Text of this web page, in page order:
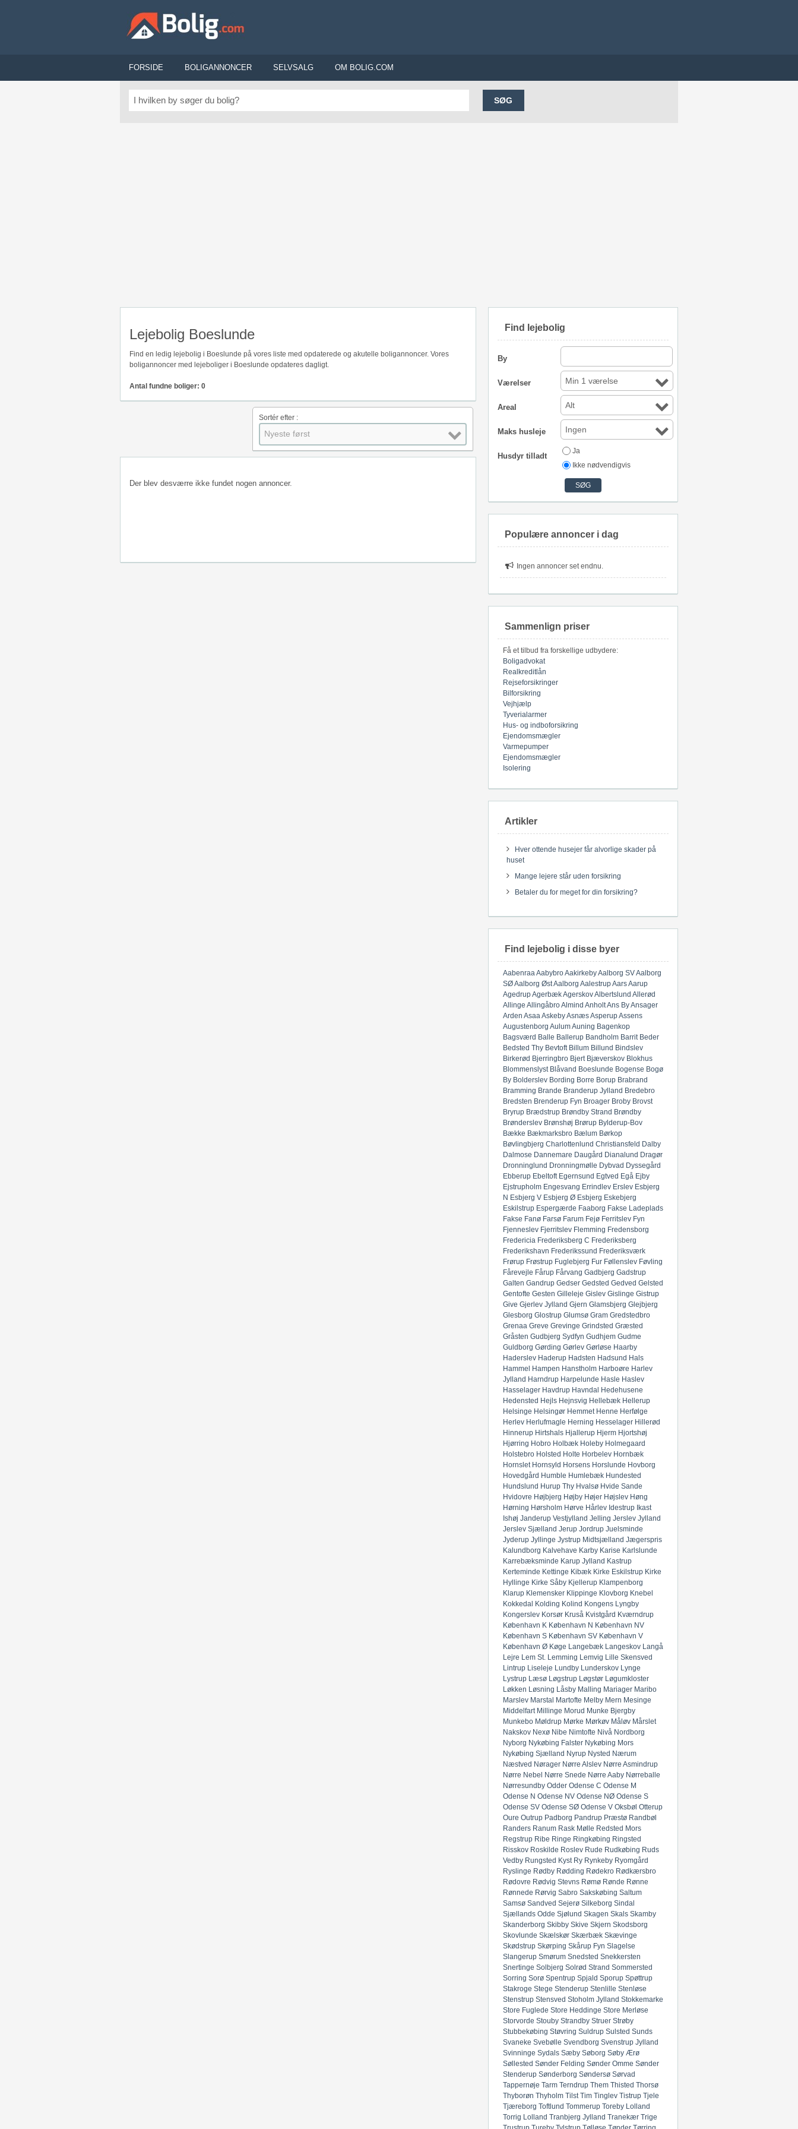
FORSIDE BOLIGANNONCER SELVSALG OM BOLIG.COM
SØG
Lejebolig Boeslunde
Find en ledig lejebolig i Boeslunde på vores liste med opdaterede og akutelle boligannoncer. Vores
boligannoncer med lejeboliger i Boeslunde opdateres dagligt.
Antal fundne boliger: 0
Sortér efter :
Nyeste først
Der blev desværre ikke fundet nogen annoncer.
Find lejebolig
By
Værelser Min 1 værelse
Areal Alt
Maks husleje Ingen
Husdyr tilladt
Ja
Ikke nødvendigvis
Populære annoncer i dag
Ingen annoncer set endnu.
Sammenlign priser
Få et tilbud fra forskellige udbydere:
Boligadvokat
Realkreditlån
Rejseforsikringer
Bilforsikring
Vejhjælp
Tyverialarmer
Hus- og indboforsikring
Ejendomsmægler
Varmepumper
Ejendomsmægler
Isolering
Artikler
Hver ottende husejer får alvorlige skader på
huset
Mange lejere står uden forsikring
Betaler du for meget for din forsikring?
Find lejebolig i disse byer
AabenraaAabybroAakirkebyAalborg SVAalborg
SØAalborg ØstAalborg AalestrupAarsAarup
AgedrupAgerbækAgerskovAlbertslund Allerød
Allinge AllingåbroAlmind AnholtAns ByAnsager
Arden AsaaAskebyAsnæsAsperupAssens
Augustenborg AulumAuning Bagenkop
Bagsværd Balle Ballerup Bandholm Barrit Beder
Bedsted Thy Bevtoft Billum Billund Bindslev
Birkerød Bjerringbro Bjert Bjæverskov Blokhus
Blommenslyst Blåvand Boeslunde Bogense Bogø
By Bolderslev Bording Borre Borup Brabrand
Bramming Brande Branderup Jylland Bredebro
Bredsten Brenderup Fyn Broager Broby Brovst
Bryrup Brædstrup Brøndby Strand Brøndby
Brønderslev Brønshøj Brørup Bylderup-Bov
Bække Bækmarksbro Bælum Børkop
Bøvlingbjerg Charlottenlund Christiansfeld Dalby
Dalmose Dannemare Daugård Dianalund Dragør
Dronninglund Dronningmølle Dybvad Dyssegård
Ebberup Ebeltoft Egernsund Egtved Egå Ejby
Ejstrupholm Engesvang Errindlev Erslev Esbjerg
N Esbjerg V Esbjerg Ø Esbjerg Eskebjerg
Eskilstrup Espergærde Faaborg Fakse Ladeplads
Fakse Fanø Farsø Farum Fejø Ferritslev Fyn
Fjenneslev Fjerritslev Flemming Fredensborg
Fredericia Frederiksberg C Frederiksberg
Frederikshavn Frederikssund Frederiksværk
Frørup Frøstrup Fuglebjerg Fur Føllenslev Føvling
Fårevejle Fårup Fårvang Gadbjerg Gadstrup
Galten Gandrup Gedser Gedsted Gedved Gelsted
Gentofte Gesten Gilleleje Gislev Gislinge Gistrup
Give Gjerlev Jylland Gjern Glamsbjerg Glejbjerg
Glesborg Glostrup Glumsø Gram Gredstedbro
Grenaa Greve Grevinge Grindsted Græsted
Gråsten Gudbjerg Sydfyn Gudhjem Gudme
Guldborg Gørding Gørlev Gørløse Haarby
Haderslev Haderup Hadsten Hadsund Hals
Hammel
Hampen Hanstholm Harboøre Harlev
Jylland Harndrup Harpelunde Hasle Haslev
Hasselager Havdrup Havndal Hedehusene
Hedensted Hejls Hejnsvig Hellebæk Hellerup
Helsinge Helsingør Hemmet Henne Herfølge
Herlev Herlufmagle Herning Hesselager Hillerød
Hinnerup Hirtshals Hjallerup Hjerm Hjortshøj
Hjørring Hobro Holbæk Holeby Holmegaard
Holstebro Holsted Holte Horbelev Hornbæk
Hornslet Hornsyld Horsens Horslunde Hovborg
Hovedgård Humble Humlebæk Hundested
Hundslund Hurup Thy Hvalsø Hvide Sande
Hvidovre Højbjerg Højby Højer Højslev Høng
Hørning Hørsholm Hørve Hårlev Idestrup Ikast
Ishøj Janderup Vestjylland Jelling Jerslev Jylland
Jerslev Sjælland Jerup Jordrup Juelsminde
Jyderup Jyllinge Jystrup Midtsjælland Jægerspris
Kalundborg Kalvehave Karby Karise Karlslunde
Karrebæksminde Karup Jylland Kastrup
Kerteminde Kettinge Kibæk Kirke Eskilstrup Kirke
Hyllinge Kirke Såby Kjellerup Klampenborg
Klarup Klemensker Klippinge Klovborg Knebel
Kokkedal Kolding Kolind Kongens Lyngby
Kongerslev Korsør Kruså Kvistgård Kværndrup
København K København N København NV
København S København SV København V
København Ø Køge Langebæk Langeskov Langå
Lejre Lem St. Lemming Lemvig Lille Skensved
Lintrup Liseleje Lundby Lunderskov Lynge
Lystrup Læsø Løgstrup Løgstør Løgumkloster
Løkken Løsning Låsby Malling Mariager Maribo
Marslev Marstal Martofte Melby Mern Mesinge
Middelfart Millinge Morud Munke Bjergby
Munkebo Møldrup Mørke Mørkøv Måløv Mårslet
Nakskov Nexø Nibe Nimtofte Nivå Nordborg
Nyborg Nykøbing Falster Nykøbing Mors
Nykøbing Sjælland Nyrup Nysted Nærum
Næstved Nørager Nørre Alslev Nørre Asmindrup
Nørre Nebel
Nørre Snede Nørre Aaby Nørreballe
Nørresundby Odder Odense C Odense M
Odense N Odense NV Odense NØ Odense S
Odense SV Odense SØ Odense V Oksbøl Otterup
Oure Outrup Padborg Pandrup Præstø Randbøl
Randers Ranum Rask Mølle Redsted Mors
Regstrup Ribe Ringe Ringkøbing Ringsted
Risskov Roskilde Roslev Rude Rudkøbing Ruds
Vedby Rungsted Kyst Ry Rynkeby Ryomgård
Ryslinge Rødby Rødding Rødekro Rødkærsbro
Rødovre Rødvig Stevns Rømø Rønde Rønne
Rønnede Rørvig Sabro Sakskøbing Saltum
Samsø Sandved Sejerø Silkeborg Sindal
Sjællands Odde Sjølund Skagen Skals Skamby
Skanderborg Skibby Skive Skjern Skodsborg
Skovlunde Skælskør Skærbæk Skævinge
Skødstrup Skørping Skårup Fyn Slagelse
Slangerup Smørum Snedsted Snekkersten
Snertinge Solbjerg Solrød Strand Sommersted
Sorring Sorø Spentrup Spjald Sporup Spøttrup
Stakroge Stege Stenderup Stenlille Stenløse
Stenstrup Stensved Stoholm Jylland Stokkemarke
Store Fuglede Store Heddinge Store Merløse
Storvorde Stouby Strandby Struer Strøby
Stubbekøbing Støvring Suldrup Sulsted Sunds
Svaneke Svebølle Svendborg Svenstrup Jylland
Svinninge Sydals Sæby Søborg Søby Ærø
Søllested Sønder Felding Sønder Omme Sønder
Stenderup Sønderborg Søndersø Sørvad
Tappernøje Tarm Terndrup Them Thisted Thorsø
Thyborøn Thyholm Tilst Tim Tinglev Tistrup Tjele
Tjæreborg Toftlund Tommerup Toreby Lolland
Torrig Lolland Tranbjerg Jylland Tranekær Trige